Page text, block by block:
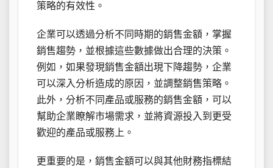
策略的有效性。
企業可以透過分析不同時期的銷售金額，掌握
銷售趨勢，並根據這些數據做出合理的決策。
例如，如果發現銷售金額出現下降趨勢，企業
可以深入分析造成的原因，並調整銷售策略。
此外，分析不同產品或服務的銷售金額，可以
幫助企業瞭解市場需求，並將資源投入到更受
歡迎的產品或服務上。
更重要的是，銷售金額可以與其他財務指標結